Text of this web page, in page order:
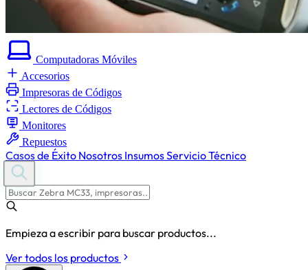
Computadoras Móviles
Accesorios
Impresoras de Códigos
Lectores de Códigos
Monitores
Repuestos
Casos de Éxito Nosotros InsumosServicio Técnico
Empieza a escribir para buscar productos...
Ver todos los productos